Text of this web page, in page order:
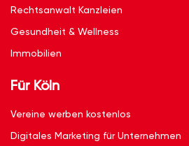
Rechtsanwalt Kanzleien
Gesundheit & Wellness
Immobilien
Für Köln
Vereine werben kostenlos
Digitales Marketing für Unternehmen